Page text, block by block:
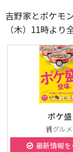
吉野家とポケモ
（木）11時より
ポケ盛
グルメ
最新情報